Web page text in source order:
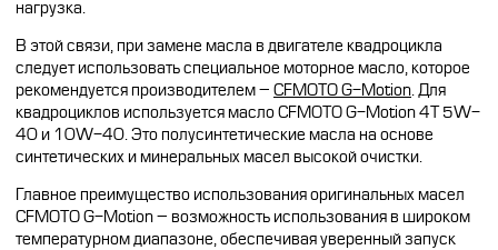
нагрузка.
В этой связи, при замене масла в двигателе квадроцикла
следует использовать специальное моторное масло, которое
рекомендуется производителем – CFMOTO G-Motion. Для
квадроциклов используется масло CFMOTO G-Motion 4T 5W-
40 и 10W-40. Это полусинтетические масла на основе
синтетических и минеральных масел высокой очистки.
Главное преимущество использования оригинальных масел
CFMOTO G-Motion – возможность использования в широком
температурном диапазоне, обеспечивая уверенный запуск